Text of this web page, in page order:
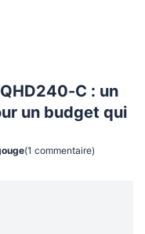
C : un
un budget qui
(1 commentaire)